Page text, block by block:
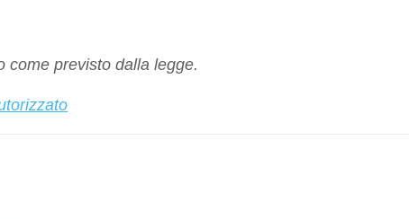
come previsto dalla legge.